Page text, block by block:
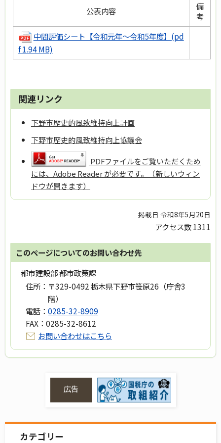
公表内容
備
考
中間評価シート【令和元年～令和5年度】(pd
f 1.94 MB)
関連リンク
下野市歴史的風致維持向上計画
下野市歴史的風致維持向上協議会
PDFファイルをご覧いただくため
には、Adobe Reader が必要です。（新しいウィン
ドウが開きます）
掲載日 令和8年5月20日
アクセス数1311
このページについてのお問い合わせ先
都市建設部 都市政策課
住所： 〒329-0492 栃木県下野市笹原26（庁舎3
階）
電話： 0285-32-8909
FAX： 0285-32-8612
お問い合わせはこちら
広告
カテゴリー